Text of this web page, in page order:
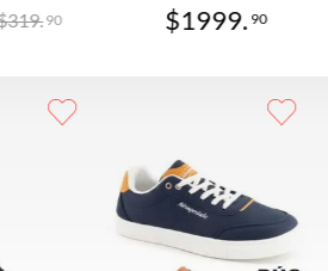
319.90 $1999. 90